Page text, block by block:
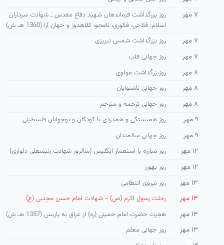
۷ مهر
روز بزرگداشت فرماندهان شهید دفاع مقدس ـ شهادت سرداران
اسلام: فلاحی، فكوری، نامجو، كلاهدوز و جهان آرا (1360 هـ ش)
۷ مهر
روز بزرگداشت شمس تبریزی
۷ مهر
روز جهانی قلب
۸ مهر
روزبزرگداشت مولوی
۸ مهر
روز جهانی ناشنوایان
۸ مهر
روز جهانی ترجمه و مترجم
۹ مهر
روز همبستگی و همدردی با كودكان و نوجوانان فلسطینی
۹ مهر
روز جهانی سالمندان
۱۲ مهر
روز مبارزه با استعمار انگلیس (سالروز شهادت رئیسعلی دلواری)
۱۲ مهر
روز بهورز
۱۳ مهر
روز نیروی انتظامی
۱۳ مهر
رحلت رسول اکرم (ص) - شهادت امام حسن مجتبی (ع)
۱۳ مهر
هجرت حضرت امام خمینی (ره) از عراق به پاریس (1357 هـ ش)
۱۳ مهر
روز جهانی معلم